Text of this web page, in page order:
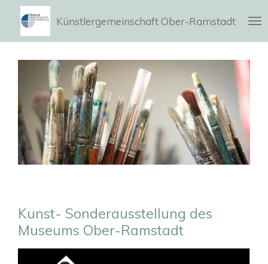
Zum
Hauptinhalt
springen
Künstlergemeinschaft Ober-Ramstadt
Kunst- Sonderausstellung des
Museums Ober-Ramstadt